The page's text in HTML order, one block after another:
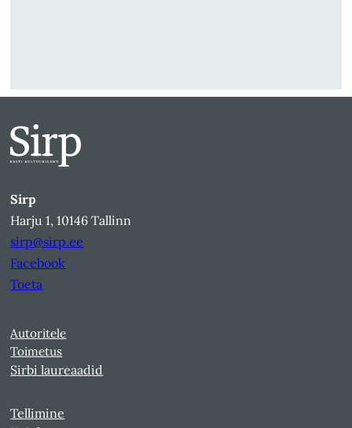
Sirp
Harju 1, 10146 Tallinn
sirp@sirp.ee
Facebook
Toeta
Autoritele
Toimetus
Sirbi laureaadid
Tellimine